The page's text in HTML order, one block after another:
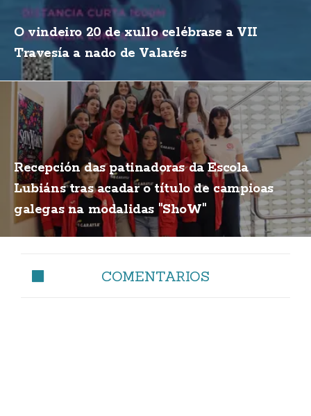
O vindeiro 20 de xullo celébrase a VII
Travesía a nado de Valarés
Recepción das patinadoras da Escola
Lubiáns tras acadar o título de campioas
galegas na modalidas "ShoW"
COMENTARIOS